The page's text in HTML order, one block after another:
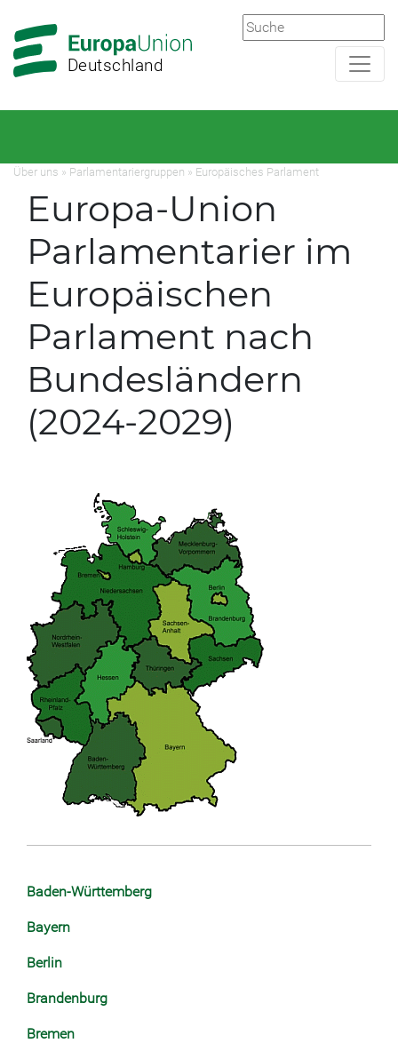
Hauptnavigation
Hauptbereich
Deutschland
Über uns » Parlamentariergruppen » Europäisches Parlament
Europa-Union
Parlamentarier im
Europäischen
Parlament nach
Bundesländern
(2024-2029)
Baden-Württemberg
Bayern
Berlin
Brandenburg
Bremen